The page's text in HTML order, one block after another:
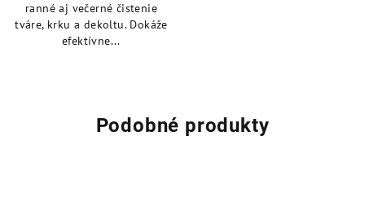
ranné aj večerné čistenie
tváre, krku a dekoltu. Dokáže
efektívne...
Podobné produkty